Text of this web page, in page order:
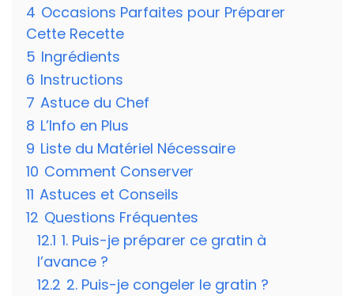
4 Occasions Parfaites pour Préparer
Cette Recette
5 Ingrédients
6 Instructions
7 Astuce du Chef
8 L’Info en Plus
9 Liste du Matériel Nécessaire
10 Comment Conserver
11 Astuces et Conseils
12 Questions Fréquentes
12.1 1. Puis-je préparer ce gratin à
l’avance ?
12.2 2. Puis-je congeler le gratin ?